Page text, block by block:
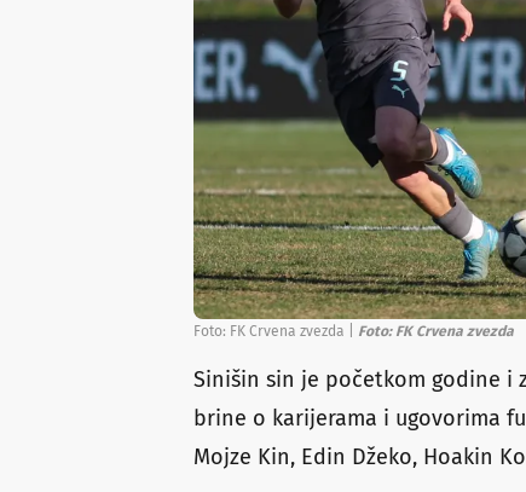
Foto: FK Crvena zvezda Foto: FK Crvena zvezda
Sinišin sin je početkom godine i
brine o karijerama i ugovorima
Mojze Kin, Edin Džeko, Hoakin